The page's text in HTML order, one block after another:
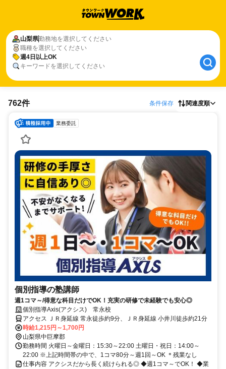
山梨県勤務地を選択してください
職種を選択してください
週4日以上OK
キーワードを選択してください
762件 条件保存 関連度順
業務委託
個別指導の塾講師
週1コマ～/得意な科目だけでOK！充実の研修で未経験でも安心◎
個別指導Axis(アクシス) 常永校
アクセス ＪＲ身延線 常永徒歩約9分、ＪＲ身延線 小井川徒歩約21分
時給1,215円～1,700円
山梨県中巨摩郡
勤務時間 火曜日～金曜日：15:30～22:00 土曜日・祝日：14:00～
22:00 ※上記時間帯の中で、1コマ80分～週1回～OK ＊残業なし
仕事内容 アクシスだから長く続けられる◎ ◆週1コマ～でOK！ ◆業